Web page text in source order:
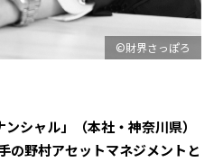
©財界さっぽろ
ンシャル」（本社・神奈川県）
の野村アセットマネジメントと